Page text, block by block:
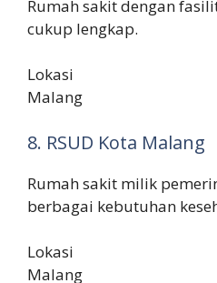
Rumah sakit dengan
cukup lengkap.
Lokasi
Malang
8. RSUD Kota Malang
Rumah sakit milik
berbagai kebutuhan
Lokasi
Malang